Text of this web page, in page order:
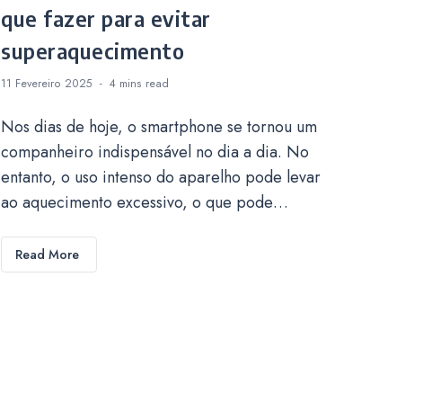
que fazer para evitar
superaquecimento
11 Fevereiro 2025 4 mins read
Nos dias de hoje, o smartphone se tornou um
companheiro indispensável no dia a dia. No
entanto, o uso intenso do aparelho pode levar
ao aquecimento excessivo, o que pode…
Read More